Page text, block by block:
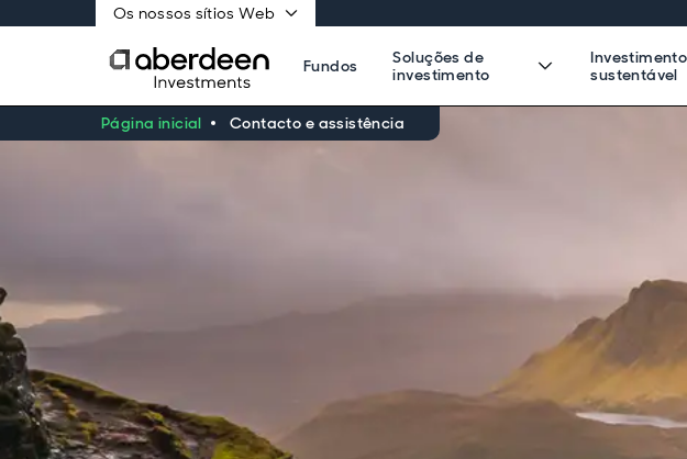
Os nossos sítios Web
Fundos
Soluções de
investimento
Investimento
sustentável
Página inicial Contacto e assistência